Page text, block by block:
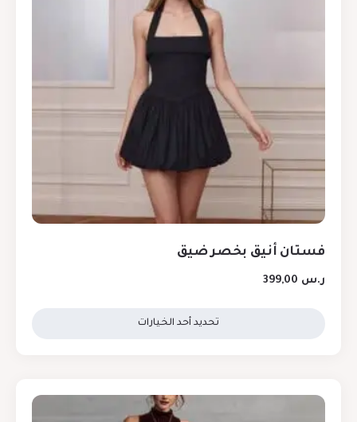
فستان أنيق بخصر ضيق
ر.س
تحديد أحد الخيارات